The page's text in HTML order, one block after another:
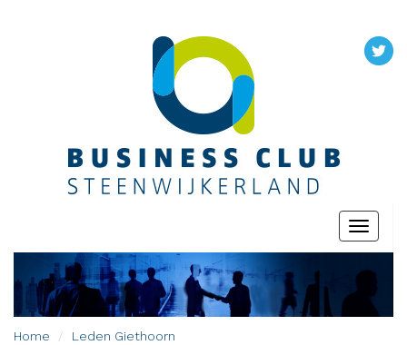
Toggle
Home Leden Giethoorn